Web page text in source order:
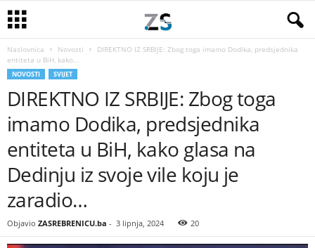
Naslovnica Novosti
DIREKTNO IZ SRBIJE: Zbog toga imamo Dodika, predsjednika
entiteta u BiH, kako...
NOVOSTI SVIJET
DIREKTNO IZ SRBIJE: Zbog toga
imamo Dodika, predsjednika
entiteta u BiH, kako glasa na
Dedinju iz svoje vile koju je
zaradio…
Objavio ZASREBRENICU.ba - 3 lipnja, 2024 20